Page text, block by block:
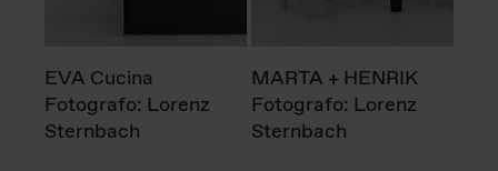
EVA Cucina
Fotografo: Lorenz
Sternbach
MARTA + HENRIK
Fotografo: Lorenz
Sternbach